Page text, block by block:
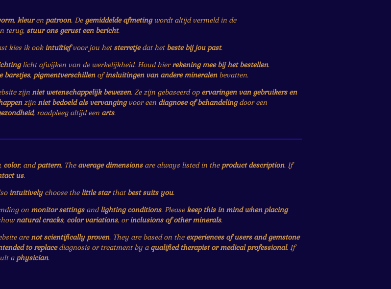
, kleuren patroon. De gemiddelde afmetingwordt altijd vermeld in de
terug, stuur ons gerust een bericht.
kies ik ook intuïtiefvoor jou het sterretjedat het beste bij jou past.
licht afwijken van de werkelijkheid. Houd hierrekening mee bij het bestellen.
barstjes, pigmentverschillenofinsluitingen van andere mineralenbevatten.
zijn niet wetenschappelijk bewezen. Ze zijn gebaseerd op ervaringen van gebruikers en
zijn niet bedoeld als vervangingvoor een diagnose of behandelingdoor een
, raadpleeg altijd een arts.
, color, andpattern. The average dimensionsare always listed in the product description. If
us.
intuitivelychoose the little starthat best suits you.
on monitor settingsandlighting conditions. Pleasekeep this in mind when placing
natural cracks, color variations, orinclusions of other minerals.
arenot scientifically proven. They are based on the experiences of users and gemstone
to replacediagnosis or treatment by a qualified therapist or medical professional. If
a physician.